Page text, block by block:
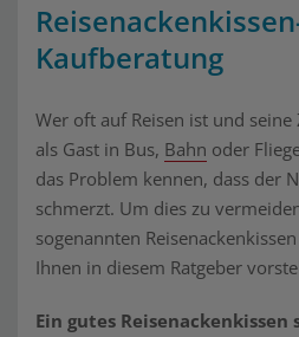
Kaufberatung
Wer oft auf Reisen ist und
als Gast in Bus, Bahn oder
das Problem kennen, dass der
schmerzt. Um dies zu
sogenannten
Ihnen in diesem Ratgeber
Ein gutes Reisenackenkissen